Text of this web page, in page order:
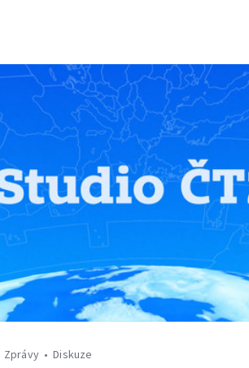
Zprávy Diskuze